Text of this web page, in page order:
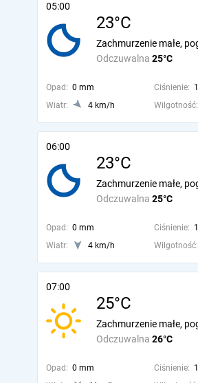
05:00
23°C
Odczuwalna 25°C
Zachmurzenie małe,
Opad: 0 mm Ciśnienie:
Wiatr:
4 km/h Wilgotność:
06:00
23°C
Odczuwalna 25°C
Zachmurzenie małe,
Opad: 0 mm Ciśnienie:
Wiatr:
4 km/h Wilgotność:
07:00
25°C
Odczuwalna 26°C
Zachmurzenie małe,
Opad: 0 mm Ciśnienie: